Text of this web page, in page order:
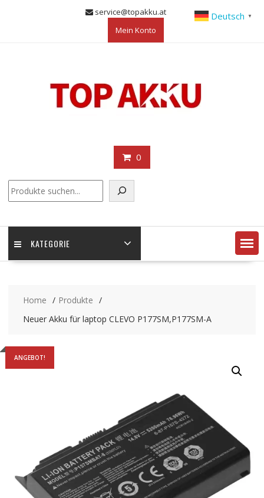
service@topakku.at
Mein Konto
0
KATEGORIE
Home
Produkte
Neuer Akku für laptop CLEVO P177SM,P177SM-A
ANGEBOT!
Deutsch ▼